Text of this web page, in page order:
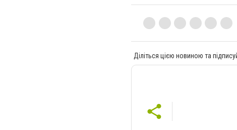
Діліться цією новиною та